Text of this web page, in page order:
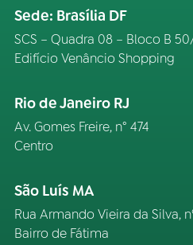
Sede: Brasília DF
SCS – Quadra 08 – Bloco B
Edifício Venâncio Shopping
Rio de Janeiro RJ
Av. Gomes Freire, n° 474
Centro
São Luís MA
Rua Armando Vieira da Silva,
Bairro de Fátima